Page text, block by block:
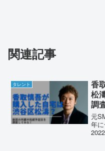
関連記事
タレント
香
松
調
元
年